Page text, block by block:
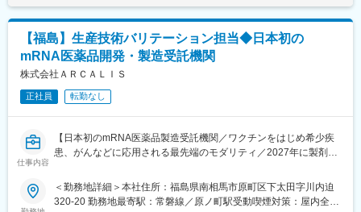
療、疾患治療に応用される革新的な医薬品です。新型コロナウイ
ルス感染症をきっかけに実用化された新しいモダリティですが、
感染症分野だけでなく、希少疾患、がん、再生医療やゲノム編集
医療への応用まで幅広い用途での医薬品、ワクチンを狙った研究
開発がスタートしています。
■南相馬事業所（本社）について
「mRNA医薬品を、福島から世界へ」を合言葉に、最大で年間約
10億回分の接種量に相当するmRNAワクチンの原薬を製造できる
医薬品工場です。製造技術開発施設も竣工予定であり、mRNA医
しています。
マイカー通勤が可能であり、借り上げ社宅制度や男性も含めた育
【福島】生産技術バリテーション担当◆日本初の
mRNA医薬品開発・製造受託機関
株式会社ＡＲＣＡＬＩＳ
正社員 転勤なし
仕事内容
【日本初のmRNA医薬品製造受託機関／ワクチンをはじめ希少疾
患、がんなどに応用される最先端のモダリティ／2027年に製剤工
■仕事内容：
＜勤務地詳細＞本社住所：福島県南相馬市原町区下太田字川内迫
320-20 勤務地最寄駅：常磐線／原ノ町駅受動喫煙対策：屋内全面